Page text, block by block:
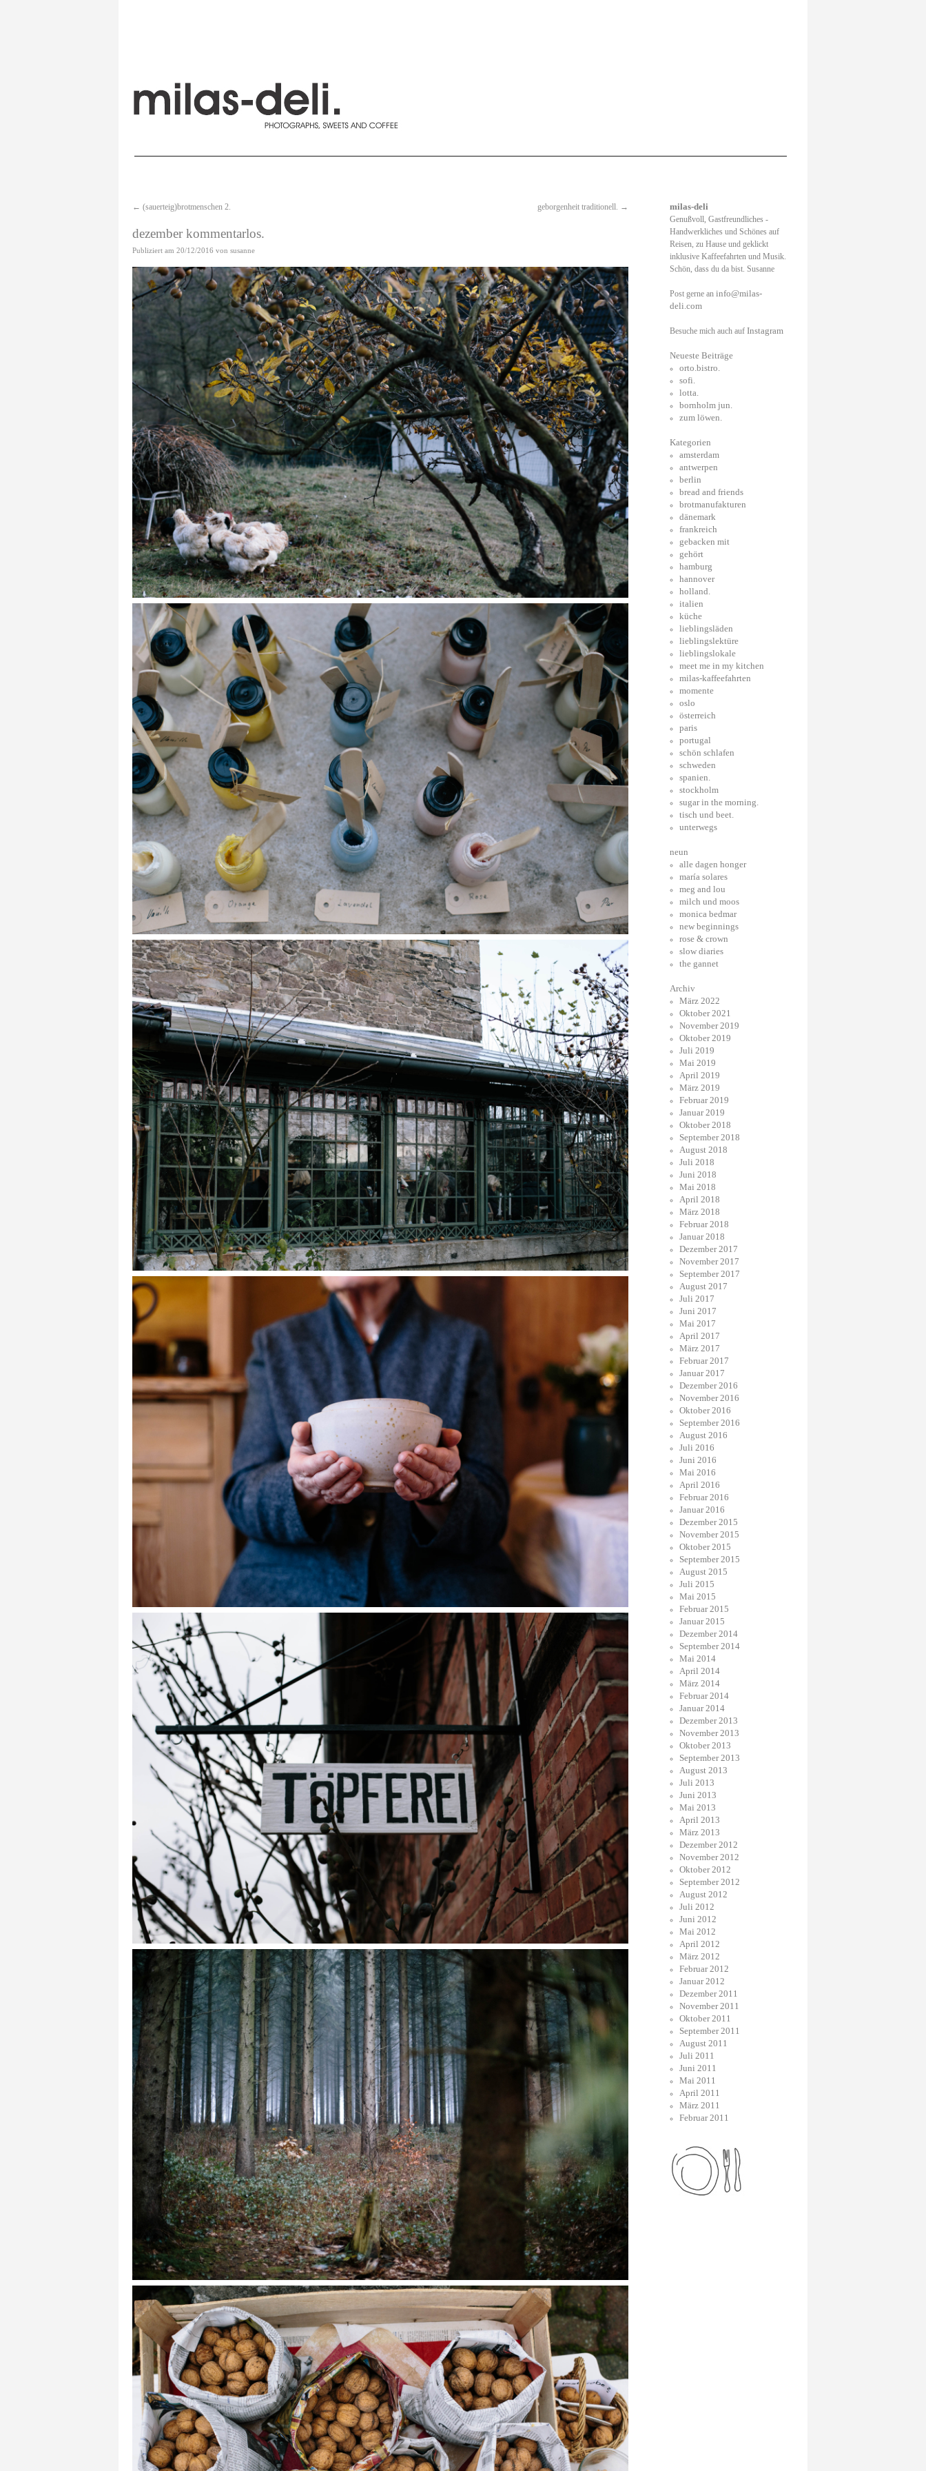
← (sauerteig)brotmenschen 2. geborgenheit traditionell. →
dezember kommentarlos.
Publiziert am 20/12/2016 von susanne
milas-deli
Genußvoll, Gastfreundliches -
Handwerkliches und Schönes auf
Reisen, zu Hause und geklickt
inklusive Kaffeefahrten und Musik.
Schön, dass du da bist. Susanne
Post gerne an info@milas-
deli.com
Besuche mich auch auf Instagram
Neueste Beiträge
orto.bistro.
sofi.
lotta.
bornholm jun.
zum löwen.
Kategorien
amsterdam
antwerpen
berlin
bread and friends
brotmanufakturen
dänemark
frankreich
gebacken mit
gehört
hamburg
hannover
holland.
italien
küche
lieblingsläden
lieblingslektüre
lieblingslokale
meet me in my kitchen
milas-kaffeefahrten
momente
oslo
österreich
paris
portugal
schön schlafen
schweden
spanien.
stockholm
sugar in the morning.
tisch und beet.
unterwegs
neun
alle dagen honger
maría solares
meg and lou
milch und moos
monica bedmar
new beginnings
rose & crown
slow diaries
the gannet
Archiv
März 2022
Oktober 2021
November 2019
Oktober 2019
Juli 2019
Mai 2019
April 2019
März 2019
Februar 2019
Januar 2019
Oktober 2018
September 2018
August 2018
Juli 2018
Juni 2018
Mai 2018
April 2018
März 2018
Februar 2018
Januar 2018
Dezember 2017
November 2017
September 2017
August 2017
Juli 2017
Juni 2017
Mai 2017
April 2017
März 2017
Februar 2017
Januar 2017
Dezember 2016
November 2016
Oktober 2016
September 2016
August 2016
Juli 2016
Juni 2016
Mai 2016
April 2016
Februar 2016
Januar 2016
Dezember 2015
November 2015
Oktober 2015
September 2015
August 2015
Juli 2015
Mai 2015
Februar 2015
Januar 2015
Dezember 2014
September 2014
Mai 2014
April 2014
März 2014
Februar 2014
Januar 2014
Dezember 2013
November 2013
Oktober 2013
September 2013
August 2013
Juli 2013
Juni 2013
Mai 2013
April 2013
März 2013
Dezember 2012
November 2012
Oktober 2012
September 2012
August 2012
Juli 2012
Juni 2012
Mai 2012
April 2012
März 2012
Februar 2012
Januar 2012
Dezember 2011
November 2011
Oktober 2011
September 2011
August 2011
Juli 2011
Juni 2011
Mai 2011
April 2011
März 2011
Februar 2011